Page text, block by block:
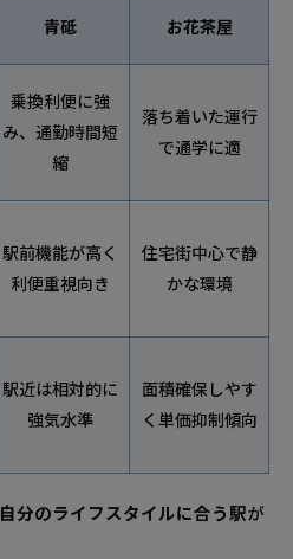
青砥 お花茶屋
乗換利便に強
み、通勤時間短
縮
落ち着いた運行
で通学に適
駅前機能が高く
利便重視向き
住宅街中心で静
かな環境
駅近は相対的に
強気水準
面積確保しやす
く単価抑制傾向
自分のライフスタイルに合う駅が